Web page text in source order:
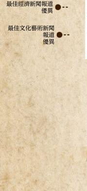
最佳經濟新聞報道
優異
最佳文化藝術新聞
報道
優異